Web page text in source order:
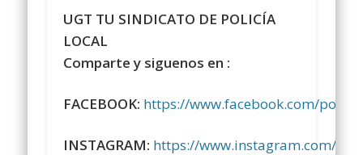
UGT TU SINDICATO DE POLICÍA
LOCAL
Comparte y siguenos en :
FACEBOOK: https://www.facebook.com/
INSTAGRAM: https://www.instagram.com/